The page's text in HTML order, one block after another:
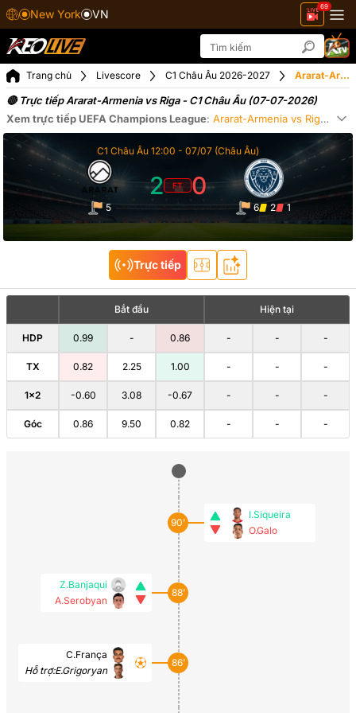
New York VN
69
Trang chủ Livescore C1 Châu Âu 2026-2027 Ararat-Armenia vs Riga ngày 07-07-2026
🔴 Trực tiếp Ararat-Armenia vs Riga - C1 Châu Âu (07-07-2026)
Xem trực tiếp UEFA Champions League: Ararat-Armenia vs Riga
C1 Châu Âu 12:00 - 07/07 (Châu Âu)
5
2 FT 0
6 2 1
Trực tiếp
Bắt đầu Hiện tại
HDP 0.99 - 0.86 - - -
TX 0.82 2.25 1.00 - - -
1×2 -0.60 3.08 -0.67 - - -
Góc 0.86 9.50 0.82 - - -
90’
I.Siqueira
O.Galo
Z.Banjaqui
A.Serobyan
88’
C.França
Hỗ trợ:E.Grigoryan
86’